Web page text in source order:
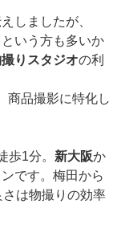
しましたが、
いう方も多いか
りスタジオの利
商品撮影に特化し
歩1分。 新大阪か
です。梅田から
は物撮りの効率